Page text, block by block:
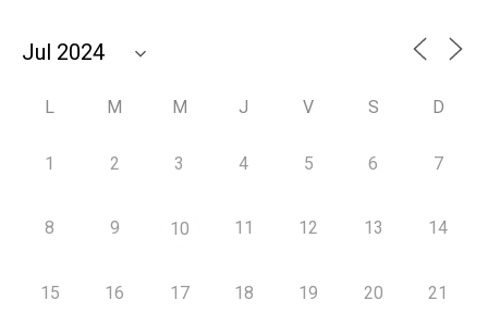
L M M J V S D
1 2 3 4 5 6 7
8 9 10 11 12 13 14
15 16 17 18 19 20 21